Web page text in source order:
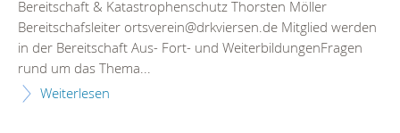
Bereitschaft & Katastrophenschutz Thorsten Möller
Bereitschafsleiter ortsverein@drkviersen.de Mitglied werden
in der Bereitschaft Aus- Fort- und WeiterbildungenFragen
rund um das Thema...
Weiterlesen